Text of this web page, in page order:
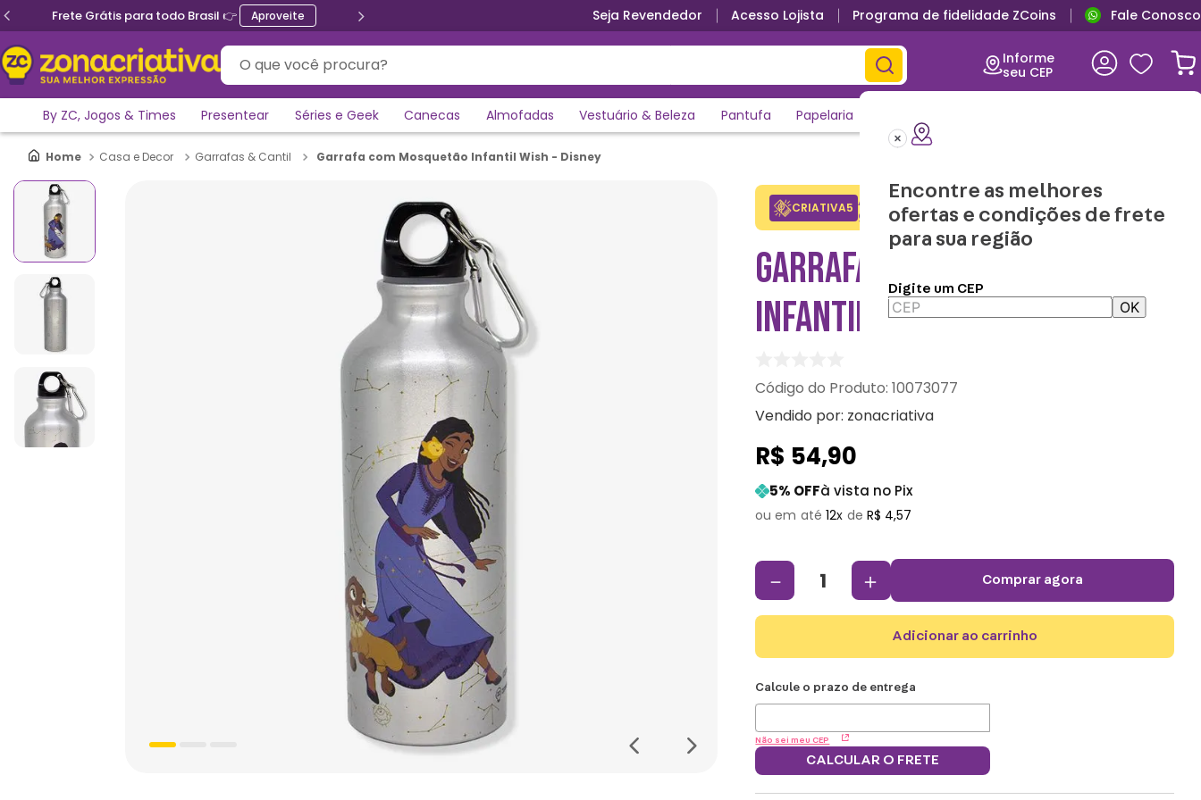
Frete Grátis para todo Brasil 👉 Aproveite Seja Revendedor Acesso Lojista Programa de fidelidade ZCoins Fale Conosco
O que você procura?
Informe
seu CEP
Encontre as melhores
ofertas e condições de frete
para sua região
Digite um CEP
OK
By ZC, Jogos & Times Presentear Séries e Geek Canecas Almofadas Vestuário & Beleza Pantufa Papelaria
Casa e Decor Garrafas & Cantil Garrafa com Mosquetão Infantil Wish - Disney
CRIATIVA5 Adicione o cupom no carrinho e
ganhe desconto na 1a compra.
Copiar
GARRAFA COM MOSQUETÃO
INFANTIL WISH - DISNEY
:10073077
Vendido por: zonacriativa
R$ 54,90
5% OFFà vista no Pix
12 R$ 4,57
＋
－ comprar agora
adicionar ao carrinho
Não sei meu CEP
CALCULAR O FRETE